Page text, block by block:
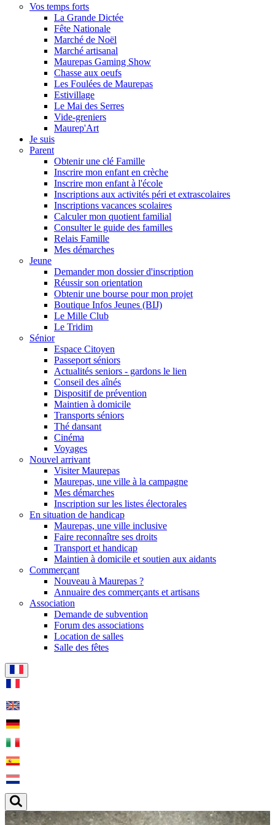
Vos temps forts
La Grande Dictée
Fête Nationale
Marché de Noël
Marché artisanal
Maurepas Gaming Show
Chasse aux oeufs
Les Foulées de Maurepas
Estivillage
Le Mai des Serres
Vide-greniers
Maurep'Art
Je suis
Parent
Obtenir une clé Famille
Inscrire mon enfant en crèche
Inscrire mon enfant à l'école
Inscriptions aux activités péri et extrascolaires
Inscriptions vacances scolaires
Calculer mon quotient familial
Consulter le guide des familles
Relais Famille
Mes démarches
Jeune
Demander mon dossier d'inscription
Réussir son orientation
Obtenir une bourse pour mon projet
Boutique Infos Jeunes (BIJ)
Le Mille Club
Le Tridim
Sénior
Espace Citoyen
Passeport séniors
Actualités seniors - gardons le lien
Conseil des aînés
Dispositif de prévention
Maintien à domicile
Transports séniors
Thé dansant
Cinéma
Voyages
Nouvel arrivant
Visiter Maurepas
Maurepas, une ville à la campagne
Mes démarches
Inscription sur les listes électorales
En situation de handicap
Maurepas, une ville inclusive
Faire reconnaître ses droits
Transport et handicap
Maintien à domicile et soutien aux aidants
Commerçant
Nouveau à Maurepas ?
Annuaire des commerçants et artisans
Association
Demande de subvention
Forum des associations
Location de salles
Salle des fêtes